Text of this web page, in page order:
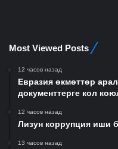
Most Viewed Posts
12 часов назад
Евразия өкмөттөр
документтерге кол
12 часов назад
Лизун коррупция иши
13 часов назад